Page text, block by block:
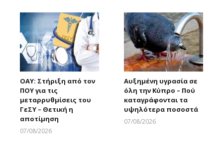
ΟΑΥ: Στήριξη από τον
ΠΟΥ για τις
μεταρρυθμίσεις του
ΓεΣΥ – Θετική η
αποτίμηση
07/08/2026
Αυξημένη υγρασία σε
όλη την Κύπρο – Πού
καταγράφονται τα
υψηλότερα ποσοστά
07/08/2026